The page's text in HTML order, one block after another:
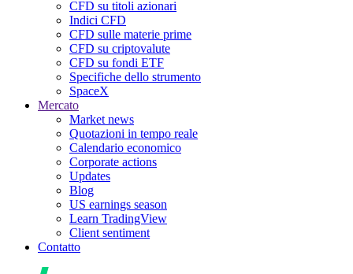
CFD su titoli azionari
Indici CFD
CFD sulle materie prime
CFD su criptovalute
CFD su fondi ETF
Specifiche dello strumento
SpaceX
Mercato
Market news
Quotazioni in tempo reale
Calendario economico
Corporate actions
Updates
Blog
US earnings season
Learn TradingView
Client sentiment
Contatto